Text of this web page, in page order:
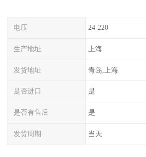
电压 24-220
生产地址 上海
发货地址 青岛,上海
是否进口 是
是否有售后 是
发货周期 当天